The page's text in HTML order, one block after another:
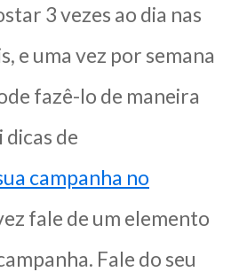
3 vezes ao dia nas
e uma vez por semana
fazê-lo de maneira
de
campanha no
fale de um elemento
Fale do seu